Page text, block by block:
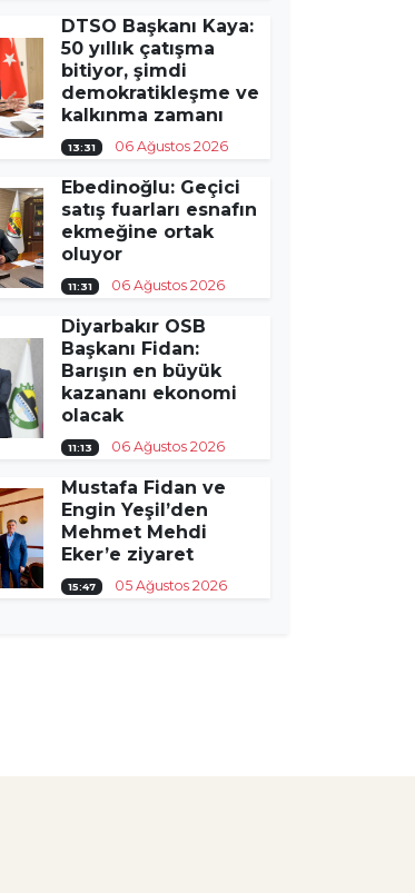
DTSO Başkanı Kaya:
50 yıllık çatışma
bitiyor, şimdi
demokratikleşme ve
kalkınma zamanı
13:31 06 Ağustos 2026
Ebedinoğlu: Geçici
satış fuarları esnafın
ekmeğine ortak
oluyor
11:31 06 Ağustos 2026
Diyarbakır OSB
Başkanı Fidan:
Barışın en büyük
kazananı ekonomi
olacak
11:13 06 Ağustos 2026
Mustafa Fidan ve
Engin Yeşil’den
Mehmet Mehdi
Eker’e ziyaret
15:47 05 Ağustos 2026